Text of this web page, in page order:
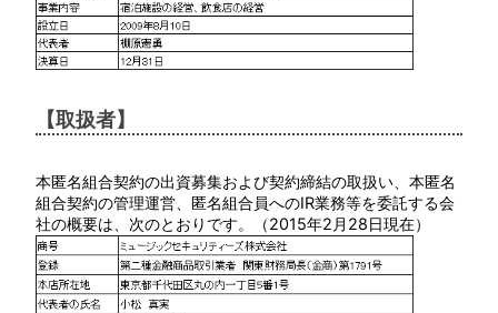
【取扱者】
本匿名組合契約の出資募集および契約締結の取扱い、本匿名
組合契約の管理運営、匿名組合員へのIR業務等を委託する会
社の概要は、次のとおりです。（2015年2月28日現在）